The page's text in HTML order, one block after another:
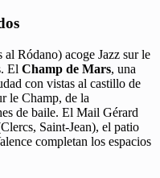
al Ródano) acoge Jazz sur le
El Champ de Mars, una
con vistas al castillo de
le Champ, de la
de baile. El Mail Gérard
Saint-Jean), el patio
completan los espacios